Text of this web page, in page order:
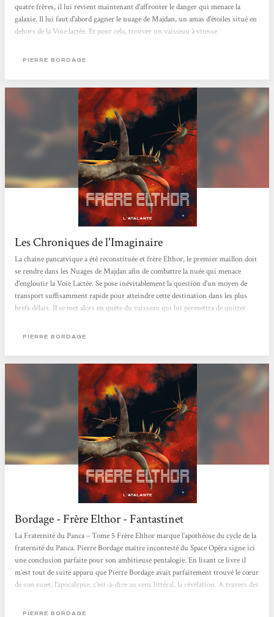
quatre frères, il lui revient maintenant d'affronter le danger qui menace la
galaxie. Il lui faut d'abord gagner le nuage de Majdan, un amas d'étoiles situé en
dehors de la Voie lactée. Et pour cela, trouver un vaisseau à vitesse
n'atteigne le bras extérieur de la Galaxie. Mais les pilotes acceptant de se rendre
PIERRE BORDAGE
Les Chroniques de l'Imaginaire
La chaîne pancatvique a été reconstituée et frère Elthor, le premier maillon doit
se rendre dans les Nuages de Majdan afin de combattre la nuée qui menace
d'engloutir la Voie Lactée. Se pose inévitablement la question d'un moyen de
transport suffisamment rapide pour atteindre cette destination dans les plus
brefs délais. Il se met alors en quête du vaisseau qui lui permettra de quitter
l'urgence de la situation. La seconde difficulté à prendre en compte, c'est qu'il
PIERRE BORDAGE
Bordage - Frère Elthor - Fantastinet
La Fraternité du Panca – Tome 5 Frère Elthor marque l’apothéose du cycle de la
fraternité du Panca. Pierre Bordage maître incontesté du Space Opéra signe ici
une conclusion parfaite pour son ambitieuse pentalogie. En lisant ce livre il
m’est tout de suite apparu que Pierre Bordage avait parfaitement trouvé le cœur
de son sujet, l’apocalypse, c’est-à-dire au sens littéral, la révélation. A travers des
dévoilent les faces cachées de leurs âmes....
PIERRE BORDAGE